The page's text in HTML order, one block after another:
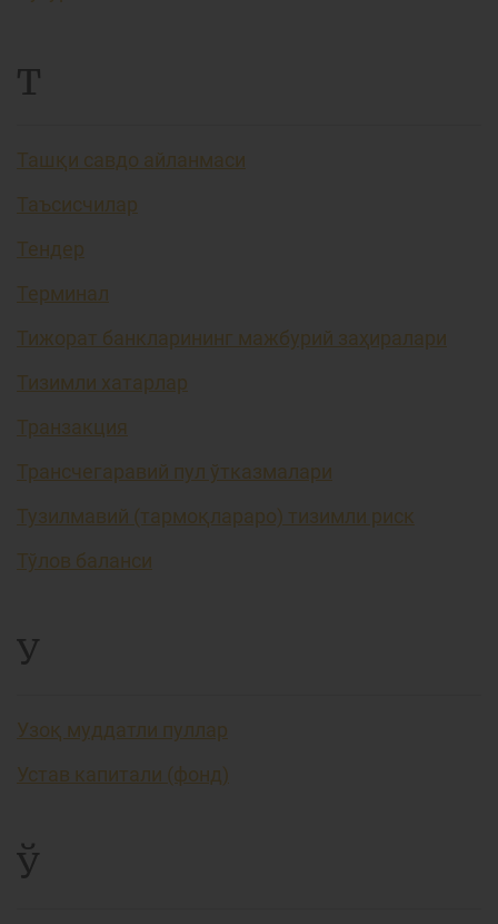
Т
Ташқи савдо айланмаси
Таъсисчилар
Тендер
Терминал
Тижорат банкларининг мажбурий заҳиралари
Тизимли хатарлар
Транзакция
Трансчегаравий пул ўтказмалари
Тузилмавий (тармоқлараро) тизимли риск
Тўлов баланси
У
Узоқ муддатли пуллар
Устав капитали (фонд)
Ў